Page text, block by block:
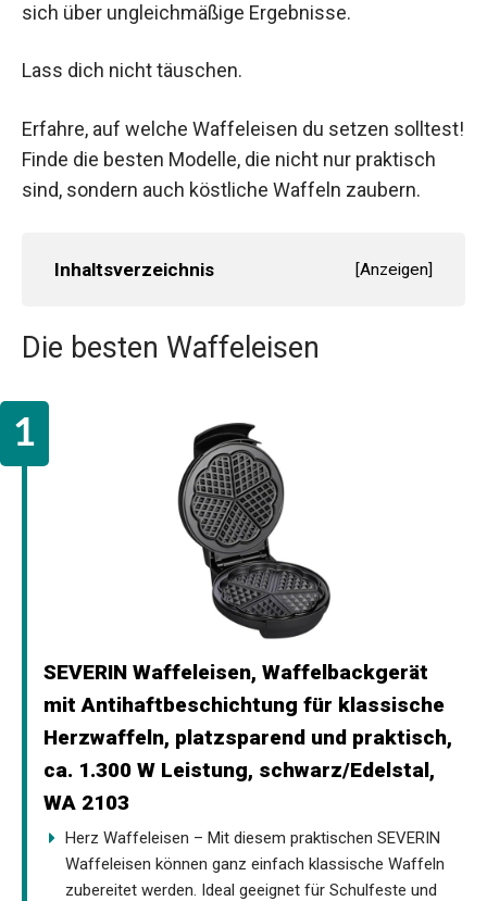
sich über ungleichmäßige Ergebnisse.
Lass dich nicht täuschen.
Erfahre, auf welche Waffeleisen du setzen solltest!
Finde die besten Modelle, die nicht nur praktisch
sind, sondern auch köstliche Waffeln zaubern.
Inhaltsverzeichnis [Anzeigen]
Die besten Waffeleisen
SEVERIN Waffeleisen, Waffelbackgerät
mit Antihaftbeschichtung für klassische
Herzwaffeln, platzsparend und praktisch,
ca. 1.300 W Leistung, schwarz/Edelstal,
WA 2103
Herz Waffeleisen – Mit diesem praktischen SEVERIN
Waffeleisen können ganz einfach klassische Waffeln
zubereitet werden. Ideal geeignet für Schulfeste und